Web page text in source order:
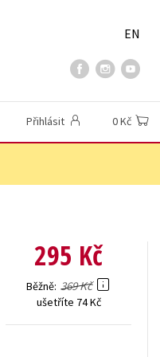
EN
Přihlásit 0 Kč
295 Kč
Běžně 369 Kč
ušetříte 74 Kč